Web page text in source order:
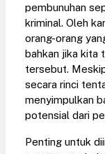
pembunuhan
kriminal. Oleh
orang-orang
bahkan jika kita
tersebut.
secara rinci
menyimpulkan
potensial dari
Penting untuk